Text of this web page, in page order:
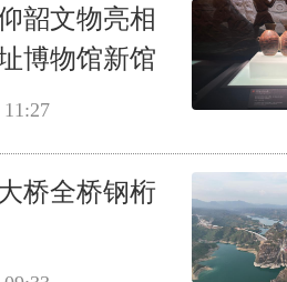
韶文物亮相
博物馆新馆
桥全桥钢桁